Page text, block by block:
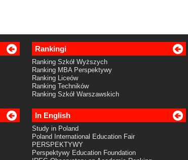
Rankingi
Ranking Szkół Wyższych
Ranking MBA Perspektywy
Ranking Liceów
Ranking Techników
Ranking Szkół Warszawskich
In English
Study in Poland
Poland International Education Fair
PERSPEKTYWY
Perspektywy Education Foundation